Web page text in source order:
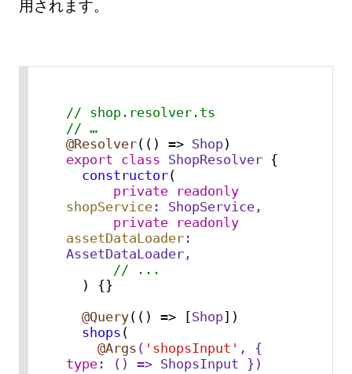
用されます。
// shop.resolver.ts
// …
@Resolver( () => Shop
export class ShopResolver {
constructor(
private
readonly
shopService: ShopService,
private
readonly
assetDataLoader
AssetDataLoader,
// ...
) {}
@Query( () => [Shop])
shops (
@Args ( 'shopsInput'
type